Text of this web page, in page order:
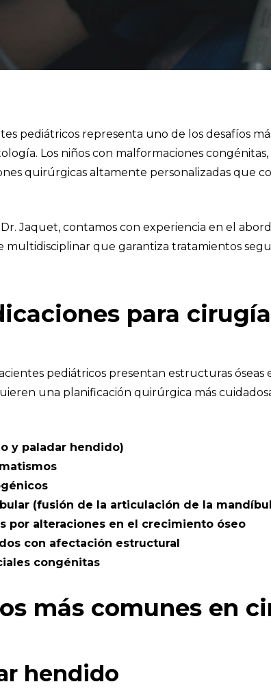
pediátricos representa uno de los desafíos
Los niños con malformaciones
quirúrgicas altamente personalizadas que
Jaquet, contamos con experiencia en el
que garantiza tratamientos
para
pediátricos presentan estructuras
una planificación quirúrgica más
y paladar hendido)
(fusión de la articulación de la
por alteraciones en el crecimiento óseo
con afectación estructural
congénitas
más comunes en
hendido